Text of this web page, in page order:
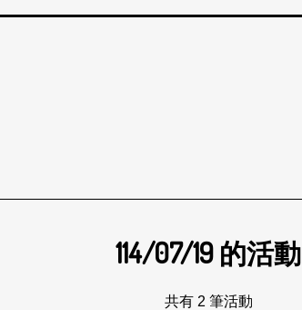
114/07/19 的活動
共有 2 筆活動